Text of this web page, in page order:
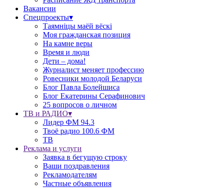
Вакансии
Спецпроекты▾
Таямніцы маёй вёскі
Моя гражданская позиция
На камне веры
Время и люди
Дети – дома!
Журналист меняет профессию
Ровесники молодой Беларуси
Блог Павла Болейшиса
Блог Екатерины Серафинович
25 вопросов о личном
ТВ и РАДИО▾
Лидер ФМ 94.3
Твоё радио 100.6 ФМ
ТВ
Реклама и услуги
Заявка в бегущую строку
Ваши поздравления
Рекламодателям
Частные объявления